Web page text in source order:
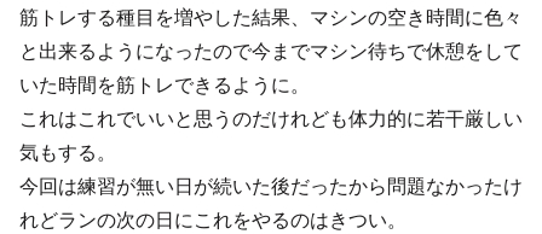
筋トレする種目を増やした結果、マシンの空き時間に色々
と出来るようになったので今までマシン待ちで休憩をして
いた時間を筋トレできるように。
これはこれでいいと思うのだけれども体力的に若干厳しい
気もする。
今回は練習が無い日が続いた後だったから問題なかったけ
れどランの次の日にこれをやるのはきつい。